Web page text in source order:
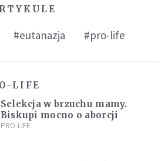
#eutanazja #pro-life
LIFE
Selekcja w brzuchu mamy.
Biskupi mocno o aborcji
PRO-LIFE